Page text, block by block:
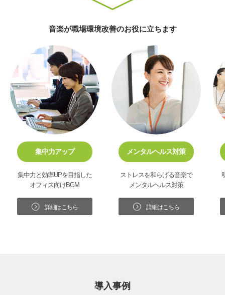
音楽が職場環境改善のお役に立ちます
集中力アップ
集中力と効率UPを目指した
オフィス向けBGM
詳細はこちら
メンタルヘルス対策
ストレスを和らげる音楽で
メンタルヘルス対策
詳細はこちら
導入事例